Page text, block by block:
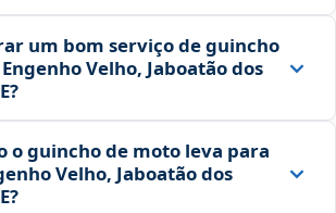
um bom serviço de guincho
Velho, Jaboatão dos
o guincho de moto leva para
Velho, Jaboatão dos